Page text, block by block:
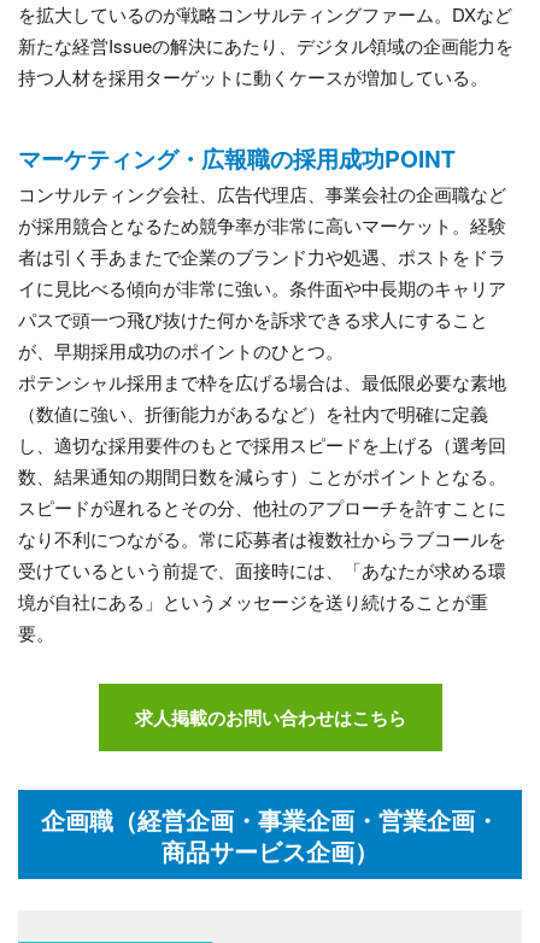
を拡大しているのが戦略コンサルティングファーム。DXなど
新たな経営Issueの解決にあたり、デジタル領域の企画能力を
持つ人材を採用ターゲットに動くケースが増加している。
マーケティング・広報職の採用成功POINT
コンサルティング会社、広告代理店、事業会社の企画職など
が採用競合となるため競争率が非常に高いマーケット。経験
者は引く手あまたで企業のブランド力や処遇、ポストをドラ
イに見比べる傾向が非常に強い。条件面や中長期のキャリア
パスで頭一つ飛び抜けた何かを訴求できる求人にすること
が、早期採用成功のポイントのひとつ。
ポテンシャル採用まで枠を広げる場合は、最低限必要な素地
（数値に強い、折衝能力があるなど）を社内で明確に定義
し、適切な採用要件のもとで採用スピードを上げる（選考回
数、結果通知の期間日数を減らす）ことがポイントとなる。
スピードが遅れるとその分、他社のアプローチを許すことに
なり不利につながる。常に応募者は複数社からラブコールを
受けているという前提で、面接時には、「あなたが求める環
境が自社にある」というメッセージを送り続けることが重
要。
求人掲載のお問い合わせはこちら
企画職（経営企画・事業企画・営業企画・
商品サービス企画）